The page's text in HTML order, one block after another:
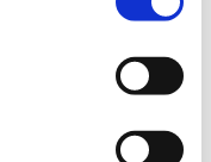
kakla gļotādas
Immunocaps
(piemēram,